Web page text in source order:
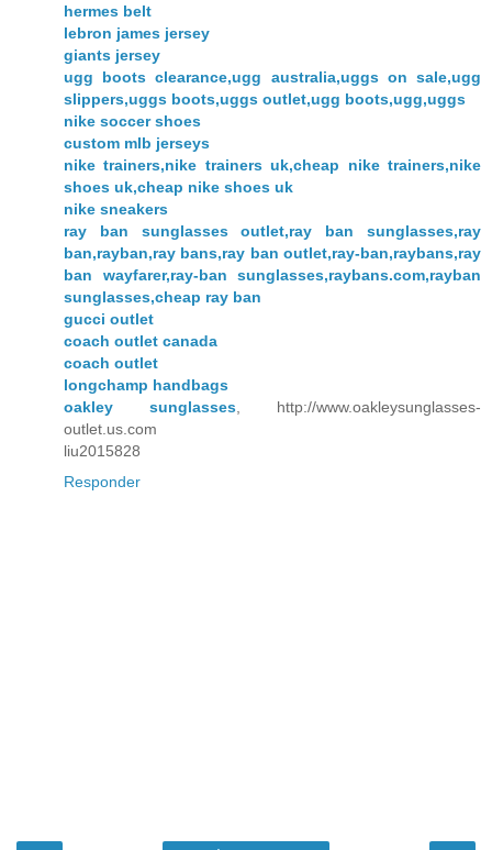
hermes belt
lebron james jersey
giants jersey
ugg boots clearance,ugg australia,uggs on sale,ugg
slippers,uggs boots,uggs outlet,ugg boots,ugg,uggs
nike soccer shoes
custom mlb jerseys
nike trainers,nike trainers uk,cheap nike trainers,nike
shoes uk,cheap nike shoes uk
nike sneakers
ray ban sunglasses outlet,ray ban sunglasses,ray
ban,rayban,ray bans,ray ban outlet,ray-ban,raybans,ray
ban wayfarer,ray-ban sunglasses,raybans.com,rayban
sunglasses,cheap ray ban
gucci outlet
coach outlet canada
coach outlet
longchamp handbags
oakley sunglasses , http://www.oakleysunglasses-
outlet.us.com
liu2015828
Responder